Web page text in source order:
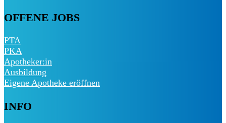
OFFENE JOBS
PTA
PKA
Apotheker:in
Ausbildung
Eigene Apotheke eröffnen
INFO